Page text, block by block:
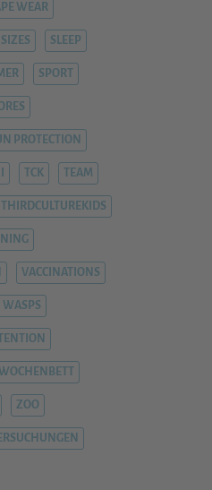
WEAR
SIZES SLEEP
SPORT
PROTECTION
TCK TEAM
THIRDCULTUREKIDS
VACCINATIONS
WASPS
WOCHENBETT
ZOO